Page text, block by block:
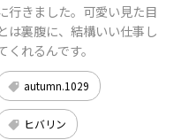
行きました。可愛い見た目
とは裏腹に、結構いい仕事し
くれるんです。
autumn.1029
ヒバリン